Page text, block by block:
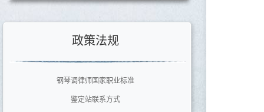
四川音乐学院
政策法规
钢琴调律师国家职业标准
鉴定站联系方式